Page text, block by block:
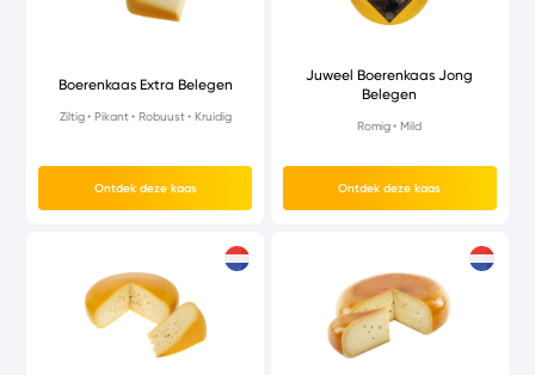
Boerenkaas Extra Belegen
Ziltig Pikant Robuust Kruidig
Ontdek deze kaas
Juweel Boerenkaas Jong
Belegen
Romig Mild
Ontdek deze kaas